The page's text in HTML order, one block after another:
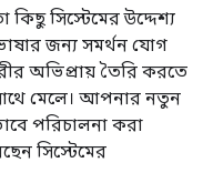
সিস্টেমের উদ্দেশ্য
জন্য সমর্থন যোগ
অভিপ্রায় তৈরি করতে
মেলে। আপনার নতুন
পরিচালনা করা
সিস্টেমের